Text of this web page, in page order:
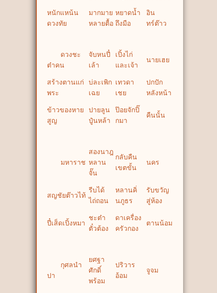
หนักแหน้น
ดวงทัย
มากมาย
หลายตื้อ
หยาดน้ำ
ถึงมือ
อิน
ทร์ต๊าว
ดวงชะ
ต๋าคน
จับหนปี๋
เล้า
เปิ้งไก่
และเจ้า
นายเฮย
สร้างตานแก่
พระ
บ่ละเพิก
เฉย
เทวดา
เชย
ปกปัก
หลังหน้า
ข้าวของหาย
สูญ
ปายลูน
ปู๋นหล้า
ป๊อยจักปิ๊
กมา
คืนนั้น
มหาราช
สองนาฎ
หลาน
จั๊น
กลับคืน
เขตขั้น
นคร
สญชัยต๊าวไท้
รีบได้
ไถ่ถอน
หลานคิ่
นภูธร
รับขวัญ
สู่ห้อง
ปี๋เส็ดเปิ้งหมา
ชะต๋า
ตั๋วต้อง
ดาเครื่อง
ครัวกอง
ตานน้อม
กุศลนำ
ปา
ยศฐา
ศักดิ์
พร้อม
ปริวาร
อ้อม
จูจม